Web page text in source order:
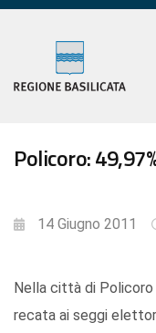
Policoro:
14 Giugno 2011
Nella città di
recata ai seggi